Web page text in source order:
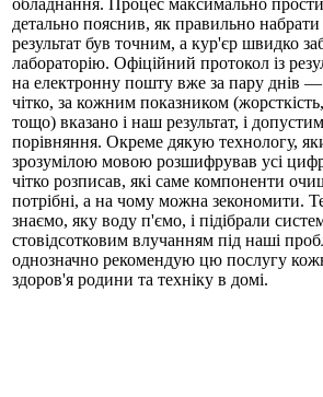
детально пояснив, як правильно
результат був точним, а кур'єр швидко
лабораторію. Офіційний протокол із
на електронну пошту вже за пару днів
чітко, за кожним показником (жорсткість,
тощо) вказано і наш результат, і
порівняння. Окреме дякую технологу,
зрозумілою мовою розшифрував усі
чітко розписав, які саме компоненти
потрібні, а на чому можна зекономити.
знаємо, яку воду п'ємо, і підібрали
стовідсотковим влучанням під наші
однозначно рекомендую цю послугу
здоров'я родини та техніку в домі.